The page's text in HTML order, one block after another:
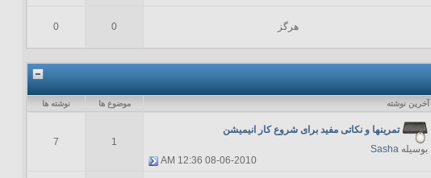
هرگز 0
0
آخرين نوشته موضوع ها نوشته ها
تمرینها و نکاتی مفید برای شروع کار انیمیشن
بوسیله Sasha
08-06-2010
12:36 AM
1
7